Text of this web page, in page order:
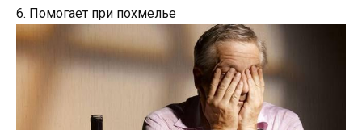
6. Помогает при похмелье